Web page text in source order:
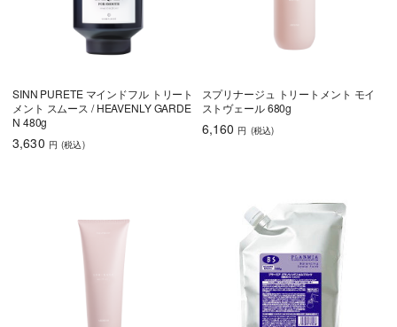
SINN PURETE マインドフル トリート
メント スムース / HEAVENLY GARDE
N 480g
3,630 円 (税込)
スプリナージュ トリートメント モイ
ストヴェール 680g
6,160 円 (税込)